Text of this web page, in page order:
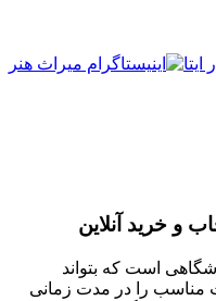
و خرید آنلاین
است که بتواند
مناسب را در مدت زمانی